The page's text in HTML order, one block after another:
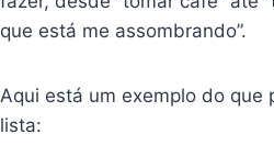
que está me assombrando”.
Aqui está um exemplo do que
lista: